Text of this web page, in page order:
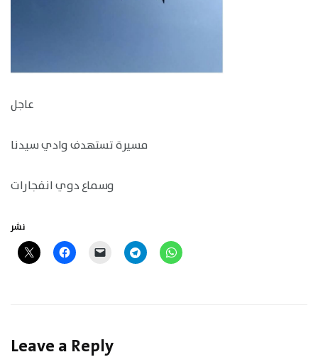
عاجل
مسيرة تستهدف وادي سيدنا
وسماع دوي انفجارات
نشر
Leave a Reply